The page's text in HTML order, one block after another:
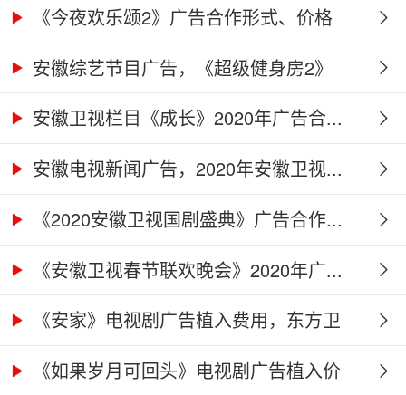
别...《今夜欢乐颂2》广告合作形式、价格
及...安徽综艺节目广告，《超级健身房2》
广...安徽卫视栏目《成长》2020年广告合...
安徽电视新闻广告，2020年安徽卫视...
《2020安徽卫视国剧盛典》广告合作...
《安徽卫视春节联欢晚会》2020年广...
《安家》电视剧广告植入费用，东方卫
视...《如果岁月可回头》电视剧广告植入价